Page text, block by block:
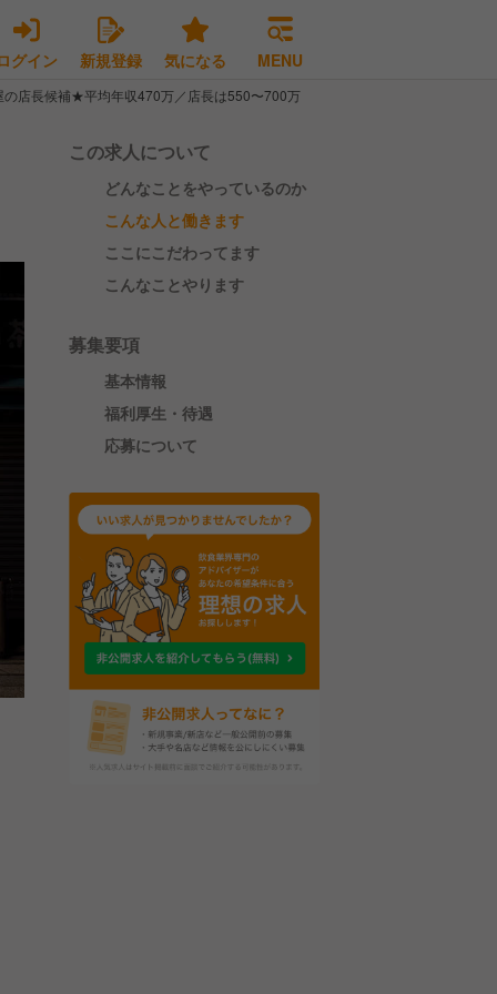
グイン 新規登録 気になる MENU
の店長候補★平均年収470万／店長は550〜700万
この求人について
どんなことをやっているのか
こんな人と働きます
ここにこだわってます
こんなことやります
募集要項
基本情報
福利厚生・待遇
応募について